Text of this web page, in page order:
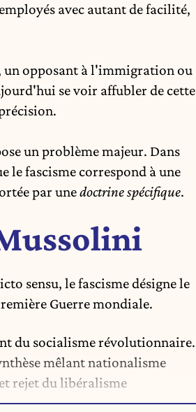
avec autant de facilité,
opposant à l'immigrationou
se voir affubler de cette
un problème majeur. Dans
le fascisme correspond à une
par unedoctrine spécifique.
sensu, le fascisme désigne le
Guerre mondiale.
du socialisme révolutionnaire.
mêlant nationalisme
rejet du libéralisme